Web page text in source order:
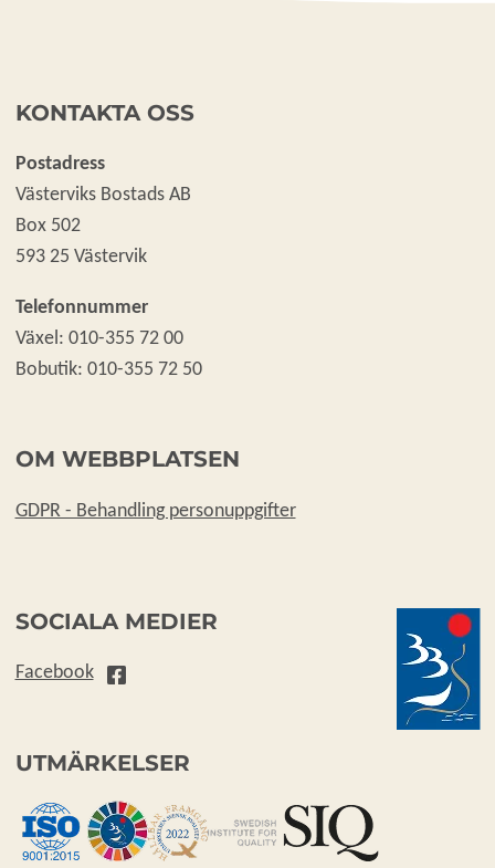
KONTAKTA OSS
Postadress
Västerviks Bostads AB
Box 502
593 25 Västervik
Telefonnummer
Växel: 010-355 72 00
Bobutik: 010-355 72 50
OM WEBBPLATSEN
GDPR - Behandling personuppgifter
SOCIALA MEDIER
Facebook
UTMÄRKELSER